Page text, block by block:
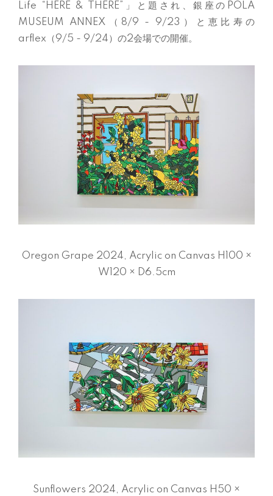
Life “HERE & THERE” 」と題され、銀座の POLA
MUSEUM ANNEX （ 8/9 - 9/23 ）と恵比寿の
arflex （9/5 - 9/24）の2会場での開催。
Oregon Grape 2024, Acrylic on Canvas H100 ×
W120 × D6.5cm
Sunflowers 2024, Acrylic on Canvas H50 ×